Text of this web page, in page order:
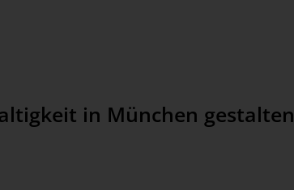
in München gestalten